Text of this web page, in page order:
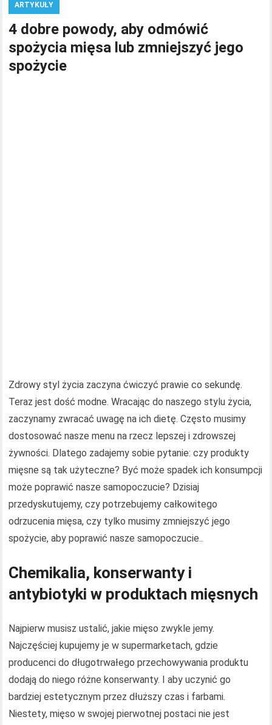
ARTYKUŁY
4 dobre powody, aby odmówić
spożycia mięsa lub zmniejszyć jego
spożycie
Zdrowy styl życia zaczyna ćwiczyć prawie co sekundę.
Teraz jest dość modne. Wracając do naszego stylu życia,
zaczynamy zwracać uwagę na ich dietę. Często musimy
dostosować nasze menu na rzecz lepszej i zdrowszej
żywności. Dlatego zadajemy sobie pytanie: czy produkty
mięsne są tak użyteczne? Być może spadek ich konsumpcji
może poprawić nasze samopoczucie? Dzisiaj
przedyskutujemy, czy potrzebujemy całkowitego
odrzucenia mięsa, czy tylko musimy zmniejszyć jego
spożycie, aby poprawić nasze samopoczucie..
Chemikalia, konserwanty i
antybiotyki w produktach mięsnych
Najpierw musisz ustalić, jakie mięso zwykle jemy.
Najczęściej kupujemy je w supermarketach, gdzie
producenci do długotrwałego przechowywania produktu
dodają do niego różne konserwanty. I aby uczynić go
bardziej estetycznym przez dłuższy czas i farbami.
Niestety, mięso w swojej pierwotnej postaci nie jest